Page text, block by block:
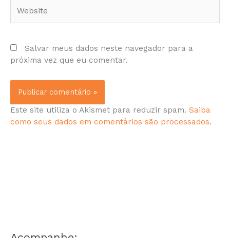
Salvar meus dados neste navegador para a
próxima vez que eu comentar.
Este site utiliza o Akismet para reduzir spam. Saiba
como seus dados em comentários são processados.